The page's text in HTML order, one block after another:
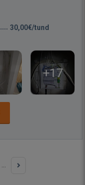
30,00€/tund
+17
...